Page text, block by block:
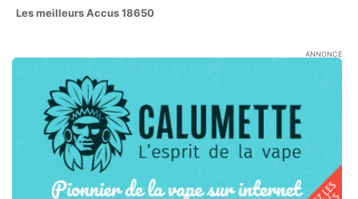
Les meilleurs Accus 18650
ANNONCE